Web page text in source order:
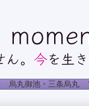
烏丸御池・三条烏丸